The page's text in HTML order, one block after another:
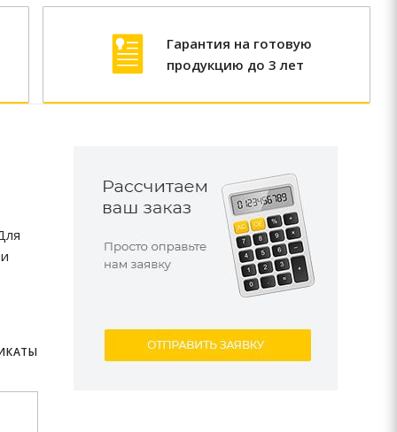
Гарантия на готовую
продукцию до 3 лет